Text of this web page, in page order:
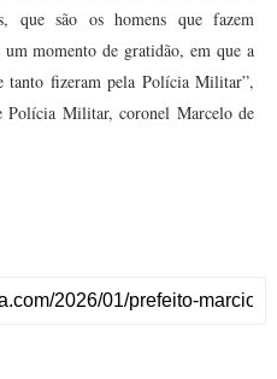
que são os homens que fazem
momento de gratidão, em que a
tanto fizeram pela Polícia Militar”,
Polícia Militar, coronel Marcelo de